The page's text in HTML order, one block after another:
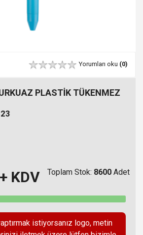
Yorumları oku (0)
PLASTİK TÜKENMEZ
KDV Toplam Stok: 8600 Adet
istiyorsanız logo, metin